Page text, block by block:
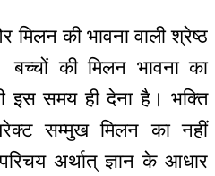
मिलन की भावना वाली श्रेष्ठ
की मिलन भावना का
इस समय ही देना है। भक्ति
सम्मुख मिलन का नहीं
अर्थात् ज्ञान के आधार